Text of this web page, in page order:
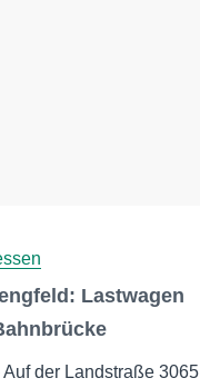
Lastwagen
der Landstraße 3065